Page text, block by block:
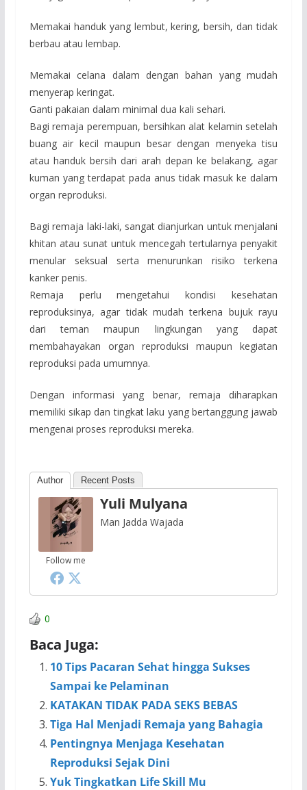
Memakai handuk yang lembut, kering, bersih, dan tidak
berbau atau lembap.
Memakai celana dalam dengan bahan yang mudah
menyerap keringat.
Ganti pakaian dalam minimal dua kali sehari.
Bagi remaja perempuan, bersihkan alat kelamin setelah
buang air kecil maupun besar dengan menyeka tisu
atau handuk bersih dari arah depan ke belakang, agar
kuman yang terdapat pada anus tidak masuk ke dalam
organ reproduksi.
Bagi remaja laki-laki, sangat dianjurkan untuk menjalani
khitan atau sunat untuk mencegah tertularnya penyakit
menular seksual serta menurunkan risiko terkena
kanker penis.
Remaja perlu mengetahui kondisi kesehatan
reproduksinya, agar tidak mudah terkena bujuk rayu
dari teman maupun lingkungan yang dapat
membahayakan organ reproduksi maupun kegiatan
reproduksi pada umumnya.
Dengan informasi yang benar, remaja diharapkan
memiliki sikap dan tingkat laku yang bertanggung jawab
mengenai proses reproduksi mereka.
Author Recent Posts
Follow me
Yuli Mulyana
Man Jadda Wajada
0
Baca Juga:
10 Tips Pacaran Sehat hingga Sukses
Sampai ke Pelaminan
KATAKAN TIDAK PADA SEKS BEBAS
Tiga Hal Menjadi Remaja yang Bahagia
Pentingnya Menjaga Kesehatan
Reproduksi Sejak Dini
Yuk Tingkatkan Life Skill Mu